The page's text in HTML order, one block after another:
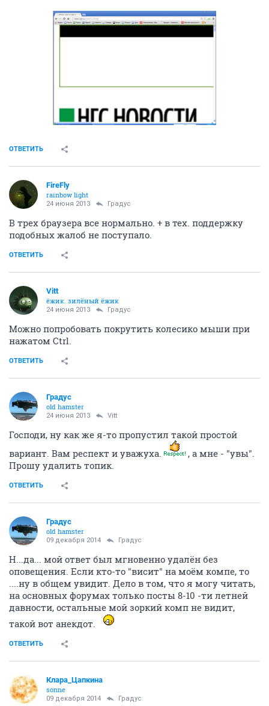
ОТВЕТИТЬ
FireFly
rainbow light
24 июня 2013 Градус
В трех браузера все нормально. + в тех. поддержку
подобных жалоб не поступало.
ОТВЕТИТЬ
Vitt
ёжик. зилёный ёжик
24 июня 2013 Градус
Можно попробовать покрутить колесико мыши при
нажатом Сtrl.
ОТВЕТИТЬ
Градус
old hamster
24 июня 2013 Vitt
Господи, ну как же я-то пропустил такой простой
вариант. Вам респект и уважуха.
, а мне - "увы".
Прошу удалить топик.
ОТВЕТИТЬ
Градус
old hamster
09 декабря 2014 Градус
Н...да... мой ответ был мгновенно удалён без
оповещения. Если кто-то "висит" на моём компе, то
....ну в общем увидит. Дело в том, что я могу читать,
на основных форумах только посты 8-10 -ти летней
давности, остальные мой зоркий комп не видит,
такой вот анекдот.
ОТВЕТИТЬ
Клара_Цапкина
sonne
09 декабря 2014 Градус